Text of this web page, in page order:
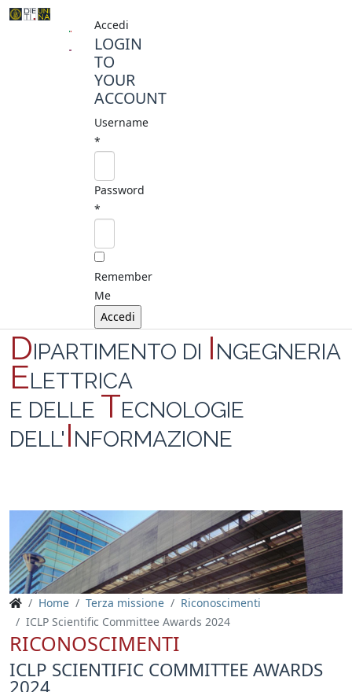
Accedi
LOGIN
TO
YOUR
ACCOUNT
Username
*
Password
*
Remember
Me
DIPARTIMENTO DI INGEGNERIA
ELETTRICA
E DELLE TECNOLOGIE
DELL'INFORMAZIONE
Home Terza missione
Riconoscimenti
ICLP Scientific Committee Awards 2024
RICONOSCIMENTI
ICLP SCIENTIFIC COMMITTEE AWARDS
2024